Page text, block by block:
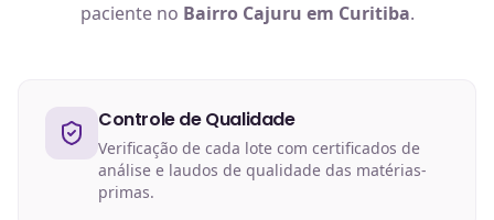
paciente no Bairro Cajuru em Curitiba.
Controle de Qualidade
Verificação de cada lote com certificados de
análise e laudos de qualidade das matérias-
primas.